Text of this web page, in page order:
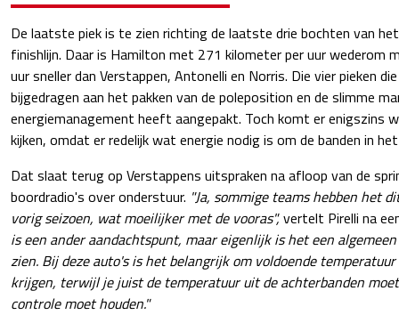
De laatste piek is te zien richting de laatste drie bochten van
finishlijn. Daar is Hamilton met 271 kilometer per uur wederom
uur sneller dan Verstappen, Antonelli en Norris. Die vier pieken
bijgedragen aan het pakken van de poleposition en de slimme
energiemanagement heeft aangepakt. Toch komt er enigszins
kijken, omdat er redelijk wat energie nodig is om de banden in
Dat slaat terug op Verstappens uitspraken na afloop van de
boordradio's over onderstuur. "Ja, sommige teams hebben het
vorig seizoen, wat moeilijker met de vooras",vertelt Pirelli na
is een ander aandachtspunt, maar eigenlijk is het een
zien. Bij deze auto's is het belangrijk om voldoende
krijgen, terwijl je juist de temperatuur uit de achterbanden
controle moet houden."